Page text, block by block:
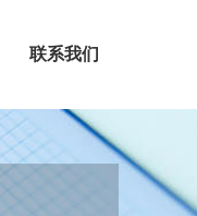
联系我们